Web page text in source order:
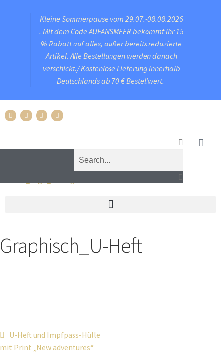
Kleine Sommerpause vom 29.07.-08.08.2026
. Mit dem Code AUFANSMEER bekommt ihr 15
% Rabatt auf alles, außer bereits reduzierte
Artikel. Alle Bestellungen werden danach
verschickt./ Kostenlose Lieferung innerhalb
Deutschlands ab 70 € Bestellwert.
Graphisch_U-Heft
U-Heft und Impfpass-Hülle
mit Print „New adventures“